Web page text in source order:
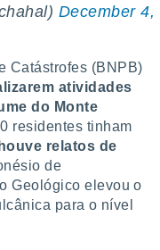
December 4,
Catástrofes (BNPB)
atividades
do Monte
residentes tinham
relatos de
de
Geológico elevou o
para o nível